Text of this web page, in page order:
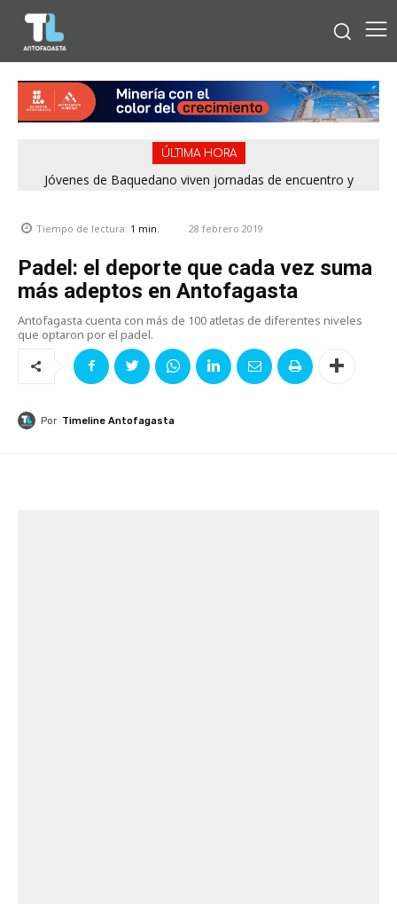
ÚLTIMA HORA
Jóvenes de Baquedano viven jornadas de encuentro y
Tiempo de lectura: 1 min. 28 febrero 2019
Padel: el deporte que cada vez suma
más adeptos en Antofagasta
Antofagasta cuenta con más de 100 atletas de diferentes niveles
que optaron por el padel.
Por Timeline Antofagasta